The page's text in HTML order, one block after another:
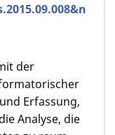
der
Erfassung,
Analyse, die